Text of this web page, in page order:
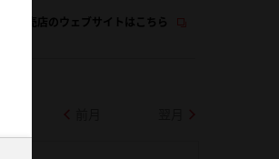
この販売店のウェブサイトはこちら